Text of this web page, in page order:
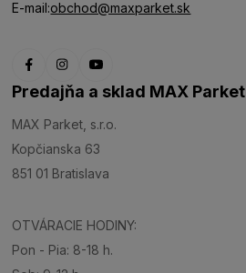
E-mail:obchod@maxparket.sk
Predajňa a sklad MAX Parket
MAX Parket, s.r.o.
Kopčianska 63
851 01 Bratislava
OTVÁRACIE HODINY:
Pon - Pia: 8-18 h.